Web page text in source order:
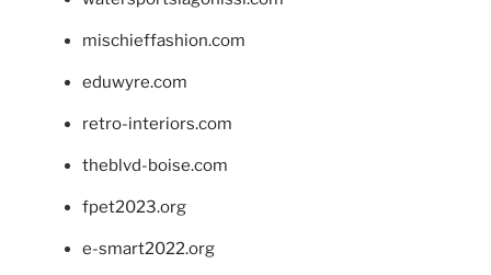
mischieffashion.com
eduwyre.com
retro-interiors.com
theblvd-boise.com
fpet2023.org
e-smart2022.org